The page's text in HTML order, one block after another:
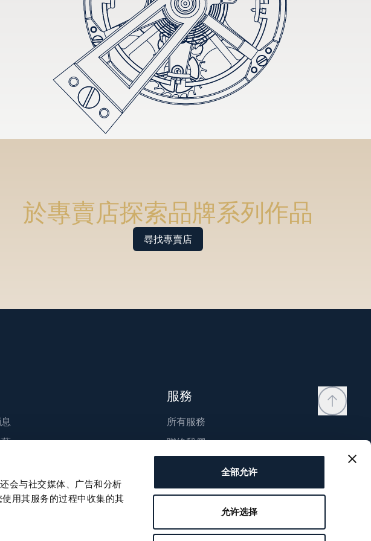
会与社交媒体、广告和分析
用其服务的过程中收集的其
全部允许
允许选择
於專賣店探索品牌系列作品
尋找專賣店
服務
所有服務
聯絡我們